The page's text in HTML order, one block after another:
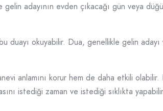
adayının evden çıkacağı gün veya
okuyabilir. Dua, genellikle gelin adayı
anlamını korur hem de daha etkili olabilir.
istediği zaman ve istediği sıklıkta